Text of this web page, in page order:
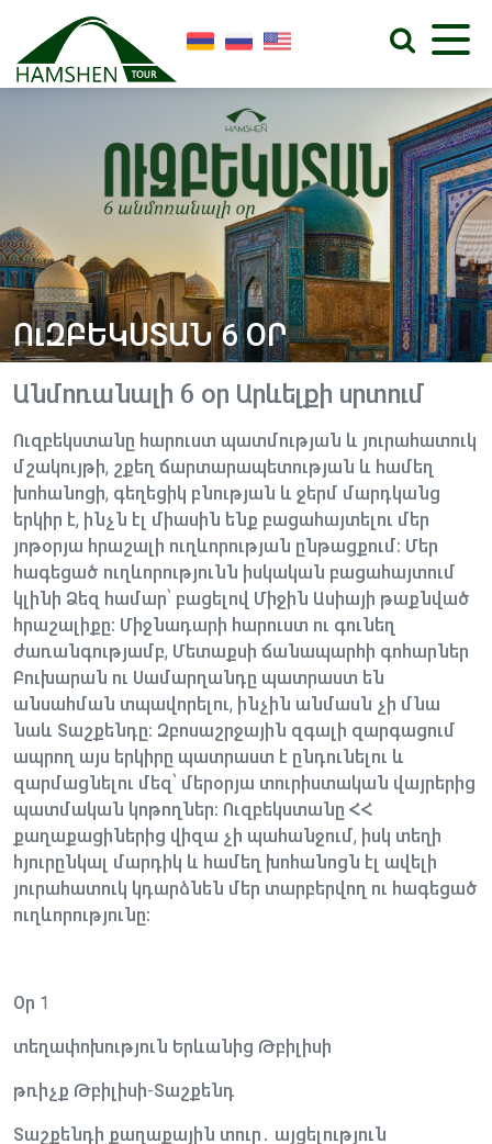
ՈւԶԲԵԿՍՏԱՆ 6 ՕՐ
Անմոռանալի 6 օր Արևելքի սրտում
Ուզբեկստանը հարուստ պատմության և յուրահատուկ
մշակույթի, շքեղ ճարտարապետության և համեղ
խոհանոցի, գեղեցիկ բնության և ջերմ մարդկանց
երկիր է, ինչն էլ միասին ենք բացահայտելու մեր
յոթօրյա հրաշալի ուղևորության ընթացքում։ Մեր
հագեցած ուղևորությունն իսկական բացահայտում
կլինի Ձեզ համար՝ բացելով Միջին Ասիայի թաքնված
հրաշալիքը։ Միջնադարի հարուստ ու գունեղ
ժառանգությամբ, Մետաքսի ճանապարհի գոհարներ
Բուխարան ու Սամարղանդը պատրաստ են
անսահման տպավորելու, ինչին անմասն չի մնա
նաև Տաշքենդը։ Զբոսաշրջային զգալի զարգացում
ապրող այս երկիրը պատրաստ է ընդունելու և
զարմացնելու մեզ՝ մերօրյա տուրիստական վայրերից
պատմական կոթողներ։ Ուզբեկստանը ՀՀ
քաղաքացիներից վիզա չի պահանջում, իսկ տեղի
հյուրընկալ մարդիկ և համեղ խոհանոցն էլ ավելի
յուրահատուկ կդարձնեն մեր տարբերվող ու հագեցած
ուղևորությունը։
Օր 1
տեղափոխություն Երևանից Թբիլիսի
թռիչք Թբիլիսի-Տաշքենդ
Տաշքենդի քաղաքային տուր․ այցելություն